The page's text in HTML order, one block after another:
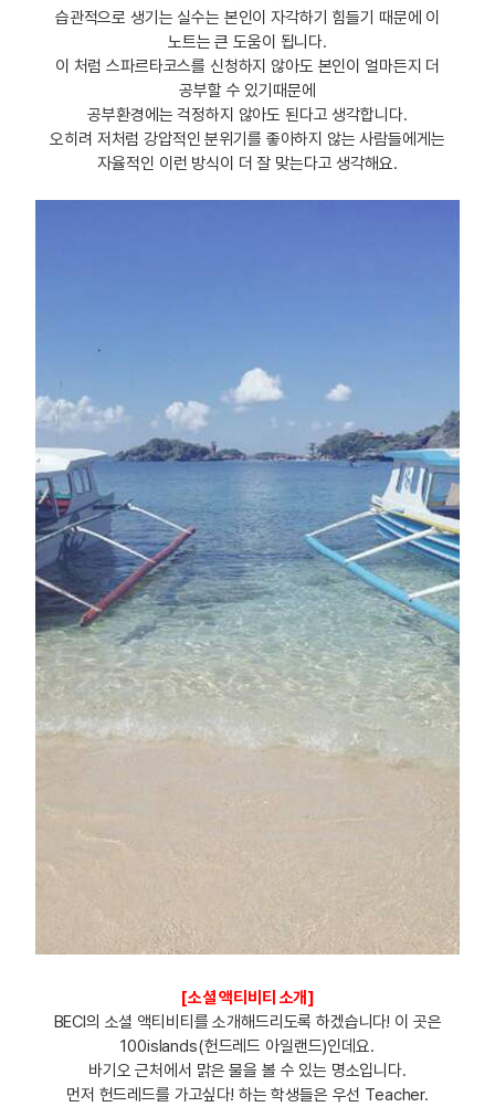
습관적으로 생기는 실수는 본인이 자각하기 힘들기 때문에 이
노트는 큰 도움이 됩니다.
이 처럼 스파르타코스를 신청하지 않아도 본인이 얼마든지 더
공부할 수 있기때문에
공부환경에는 걱정하지 않아도 된다고 생각합니다.
오히려 저처럼 강압적인 분위기를 좋아하지 않는 사람들에게는
자율적인 이런 방식이 더 잘 맞는다고 생각해요.
[소셜 액티비티 소개]
BECI의 소셜 액티비티를 소개해드리도록 하겠습니다! 이 곳은
100islands(헌드레드 아일랜드)인데요.
바기오 근처에서 맑은 물을 볼 수 있는 명소입니다.
먼저 헌드레드를 가고싶다! 하는 학생들은 우선 Teacher.